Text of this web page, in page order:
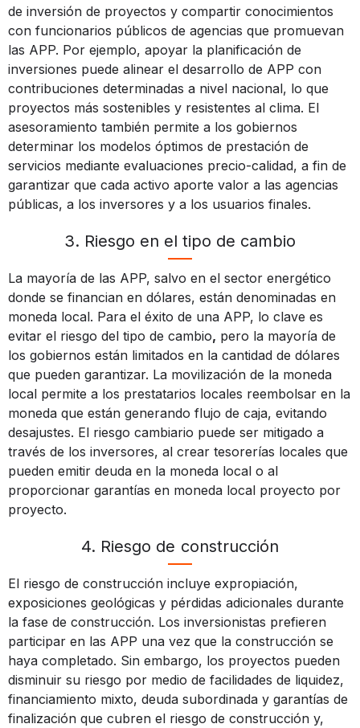
de inversión de proyectos y compartir conocimientos
con funcionarios públicos de agencias que promuevan
las APP. Por ejemplo, apoyar la planificación de
inversiones puede alinear el desarrollo de APP con
contribuciones determinadas a nivel nacional, lo que
proyectos más sostenibles y resistentes al clima. El
asesoramiento también permite a los gobiernos
determinar los modelos óptimos de prestación de
servicios mediante evaluaciones precio-calidad, a fin de
garantizar que cada activo aporte valor a las agencias
públicas, a los inversores y a los usuarios finales.
3. Riesgo en el tipo de cambio
La mayoría de las APP, salvo en el sector energético
donde se financian en dólares, están denominadas en
moneda local. Para el éxito de una APP, lo clave es
evitar el riesgo del tipo de cambio, pero la mayoría de
los gobiernos están limitados en la cantidad de dólares
que pueden garantizar. La movilización de la moneda
local permite a los prestatarios locales reembolsar en la
moneda que están generando flujo de caja, evitando
desajustes. El riesgo cambiario puede ser mitigado a
través de los inversores, al crear tesorerías locales que
pueden emitir deuda en la moneda local o al
proporcionar garantías en moneda local proyecto por
proyecto.
4. Riesgo de construcción
El riesgo de construcción incluye expropiación,
exposiciones geológicas y pérdidas adicionales durante
la fase de construcción. Los inversionistas prefieren
participar en las APP una vez que la construcción se
haya completado. Sin embargo, los proyectos pueden
disminuir su riesgo por medio de facilidades de liquidez,
financiamiento mixto, deuda subordinada y garantías de
finalización que cubren el riesgo de construcción y,